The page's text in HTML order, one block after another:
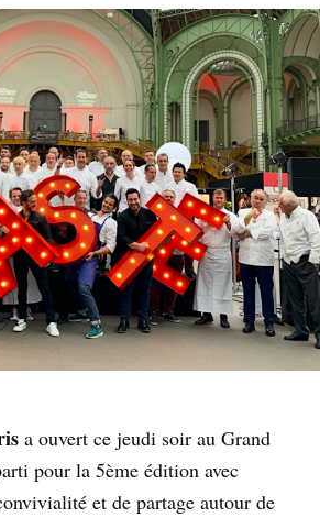
a ouvert ce jeudi soir au Grand
pour la 5ème édition avec
et de partage autour de